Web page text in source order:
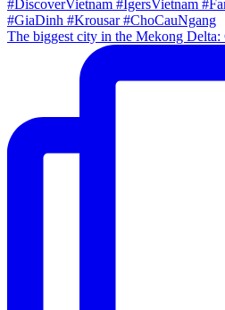
The biggest city in the Mekong Delta: